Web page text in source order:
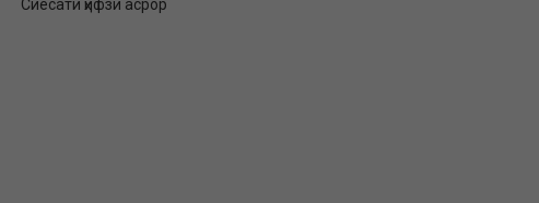
Сиёсати ҳифзи асрор